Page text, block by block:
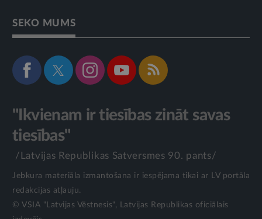
SEKO MUMS
"Ikvienam ir tiesības zināt savas
tiesības"
/Latvijas Republikas Satversmes 90. pants/
Jebkura materiāla izmantošana ir iespējama tikai ar LV portāla
redakcijas atļauju.
© VSIA "Latvijas Vēstnesis", Latvijas Republikas oficiālais